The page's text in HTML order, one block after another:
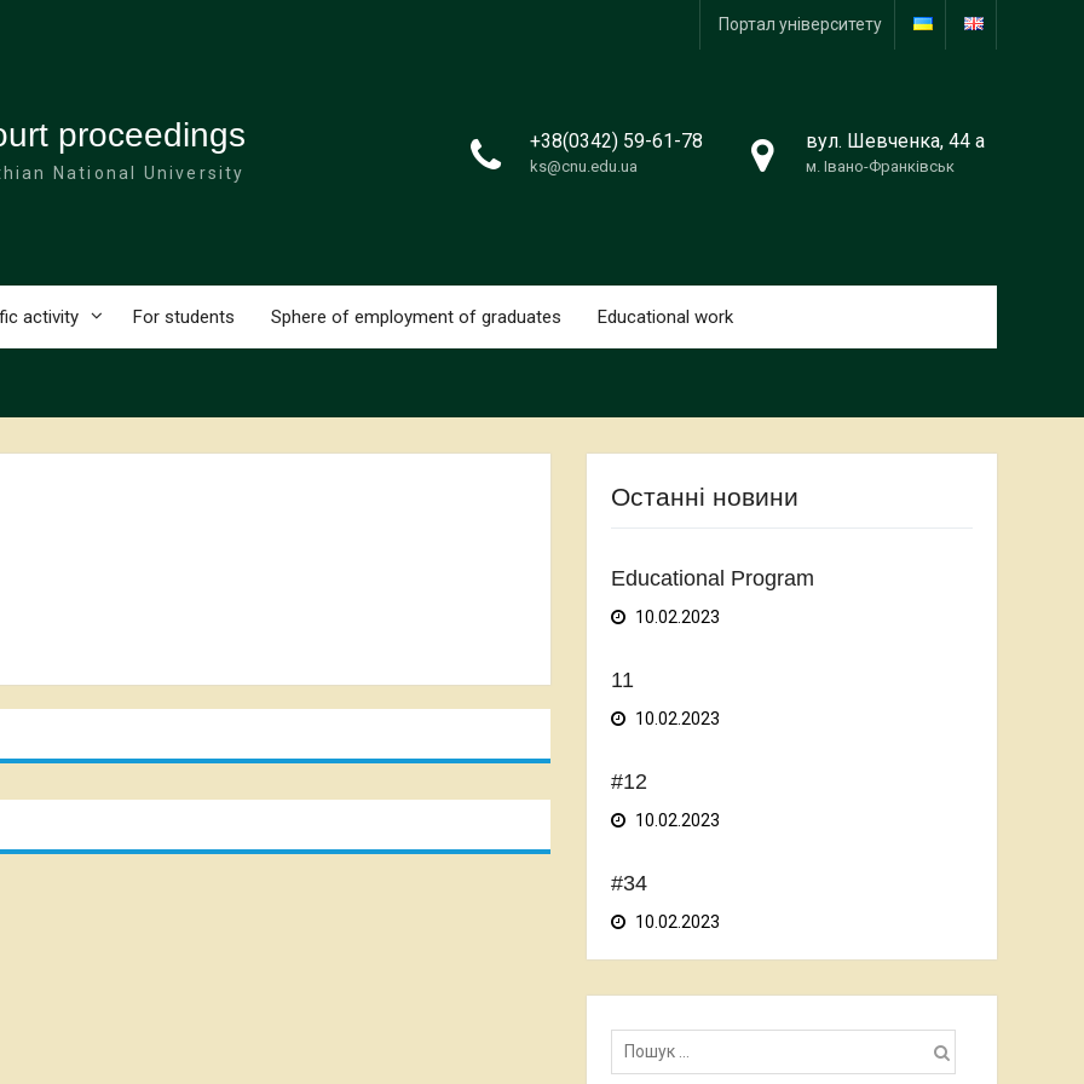
Портал університету
proceedings
National University
+38(0342) 59-61-78
ks@cnu.edu.ua
вул. Шевченка, 44 a
м. Івано-Франківськ
activity For students Sphere of employment of graduates Educational work
Останні новини
Educational Program
10.02.2023
11
10.02.2023
#12
10.02.2023
#34
10.02.2023
Пошук: